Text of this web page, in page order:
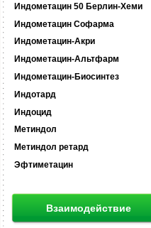
Индометацин 50 Берлин-Хеми
Индометацин Софарма
Индометацин-Акри
Индометацин-Альтфарм
Индометацин-Биосинтез
Индотард
Индоцид
Метиндол
Метиндол ретард
Эфтиметацин
Взаимодействие